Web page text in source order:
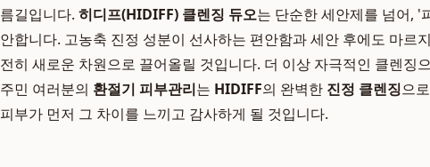
름길입니다. 히디프(HIDIFF) 클렌징 듀오는 단순한 세안제를 넘어, '
안합니다. 고농축 진정 성분이 선사하는 편안함과 세안 후에도 마르
전히 새로운 차원으로 끌어올릴 것입니다. 더 이상 자극적인 클렌징
주민 여러분의 환절기 피부관리는 HIDIFF의 완벽한 진정 클렌징으
피부가 먼저 그 차이를 느끼고 감사하게 될 것입니다.